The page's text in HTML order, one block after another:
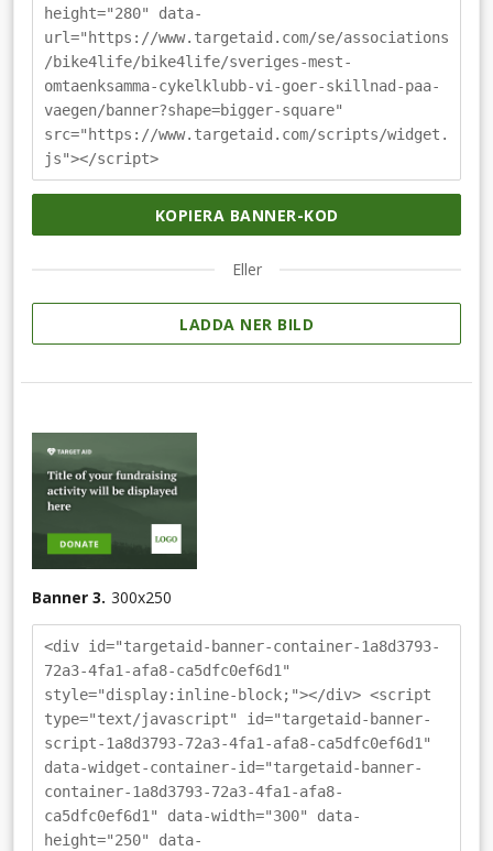
height="280" data-
url="https://www.targetaid.com/se/associations
/bike4life/bike4life/sveriges-mest-
omtaenksamma-cykelklubb-vi-goer-skillnad-paa-
vaegen/banner?shape=bigger-square"
src="https://www.targetaid.com/scripts/widget.
js"></script>
KOPIERA BANNER-KOD
Eller
LADDA NER BILD
Banner 3. 300x250
<div id="targetaid-banner-container-1a8d3793-
72a3-4fa1-afa8-ca5dfc0ef6d1"
style="display:inline-block;"></div> <script
type="text/javascript" id="targetaid-banner-
script-1a8d3793-72a3-4fa1-afa8-ca5dfc0ef6d1"
data-widget-container-id="targetaid-banner-
container-1a8d3793-72a3-4fa1-afa8-
ca5dfc0ef6d1" data-width="300" data-
height="250" data-